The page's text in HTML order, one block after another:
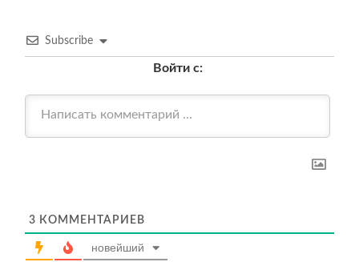
Subscribe
Войти с:
3 КОММЕНТАРИЕВ
новейший